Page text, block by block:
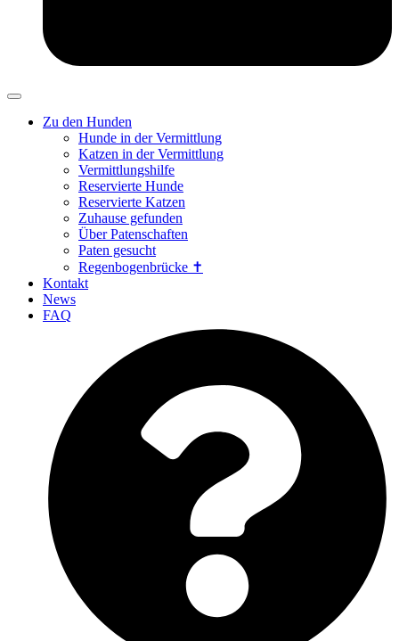
Zu den Hunden
Hunde in der Vermittlung
Katzen in der Vermittlung
Vermittlungshilfe
Reservierte Hunde
Reservierte Katzen
Zuhause gefunden
Über Patenschaften
Paten gesucht
Regenbogenbrücke ✝
Kontakt
News
FAQ